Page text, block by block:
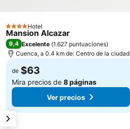
4 Estrellas
Hotel
Mansion Alcazar
9,4 Excelente (1.627 puntuaciones)
Cuenca, a 0.4 km de: Centro de la ciudad
de $63
Mira precios de 8 páginas
Ver precios